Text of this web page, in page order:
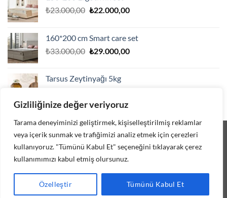
Gizliliğinize değer veriyoruz
Tarama deneyiminizi geliştirmek, kişiselleştirilmiş reklamlar
veya içerik sunmak ve trafiğimizi analiz etmek için çerezleri
kullanıyoruz. "Tümünü Kabul Et" seçeneğini tıklayarak çerez
kullanımımızı kabul etmiş olursunuz.
Özelleştir Tümünü Kabul Et
₺23.000,00 Orijinal
₺22.000,00Şu
₺22.000,00.
160*200 cm Smart care set
₺33.000,00 Orijinal
₺29.000,00Şu
Tarsus Zeytinyağı 5kg
fiyat:
₺1.750,00.
andaki
₺1.500,00.
Visa MasterCard
HAKKIMIZDA MESAFELI SATIŞ SÖZLEŞMESI
MÜŞTERI MEMNUNIYETI
Copyright 2026 ©